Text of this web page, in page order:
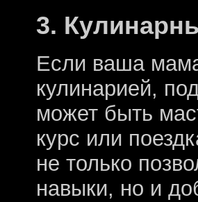
3.
Если ваша
кулинарией,
может быть
курс или
не только
навыки, но и